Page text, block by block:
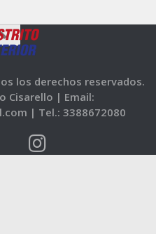
los derechos reservados.
Cisarello | Email:
| Tel.: 3388672080